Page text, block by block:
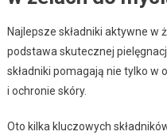
Najlepsze składniki aktywne w
podstawa skutecznej
składniki pomagają nie tylko w
i ochronie skóry.
Oto kilka kluczowych